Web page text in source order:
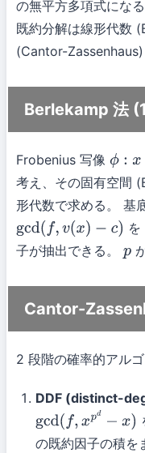
の無平方多項式にな
既約分解は線形代数
(Cantor-Zassenhaus)
Berlekamp 法
Frobenius 写像 ϕ: x ↦x
考え、その固有空間
形代数で求める。 基
gcd(f,v (x)−c ) を
子が抽出できる。 p
Cantor-
2 段階の確率的アル
DDF (distinct-
gcd(f,x pd− x)
の既約因子の積を